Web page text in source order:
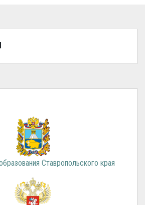
Ставропольского края